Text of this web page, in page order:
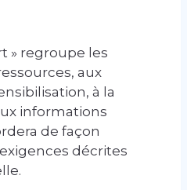
» regroupe les
aux
à la
informations
de façon
décrites